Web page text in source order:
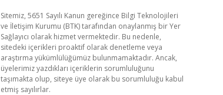
Sitemiz, 5651 Sayılı Kanun gereğince Bilgi Teknolojileri
ve İletişim Kurumu (BTK) tarafından onaylanmış bir Yer
Sağlayıcı olarak hizmet vermektedir. Bu nedenle,
sitedeki içerikleri proaktif olarak denetleme veya
araştırma yükümlülüğümüz bulunmamaktadır. Ancak,
üyelerimiz yazdıkları içeriklerin sorumluluğunu
taşımakta olup, siteye üye olarak bu sorumluluğu kabul
etmiş sayılırlar.